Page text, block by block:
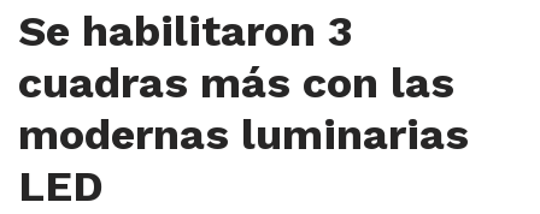
Se habilitaron 3
cuadras más con las
modernas luminarias
LED